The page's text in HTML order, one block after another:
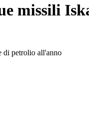
missili
di petrolio all'anno